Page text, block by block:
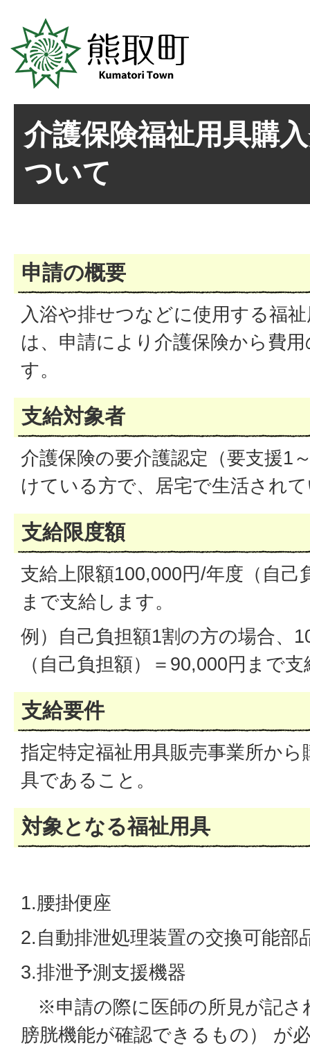
介護保険福祉用具購
ついて
申請の概要
入浴や排せつなどに使用する福
は、申請により介護保険から費
す。
支給対象者
介護保険の要介護認定（要支援1
けている方で、居宅で生活され
支給限度額
支給上限額100,000円/年度（自己
まで支給します。
例）自己負担額1割の方の場合、
（自己負担額）＝90,000円まで支
支給要件
指定特定福祉用具販売事業所か
具であること。
対象となる福祉用具
1.腰掛便座
2.自動排泄処理装置の交換可能部
3.排泄予測支援機器
※申請の際に医師の所見が記さ
膀胱機能が確認できるもの） が